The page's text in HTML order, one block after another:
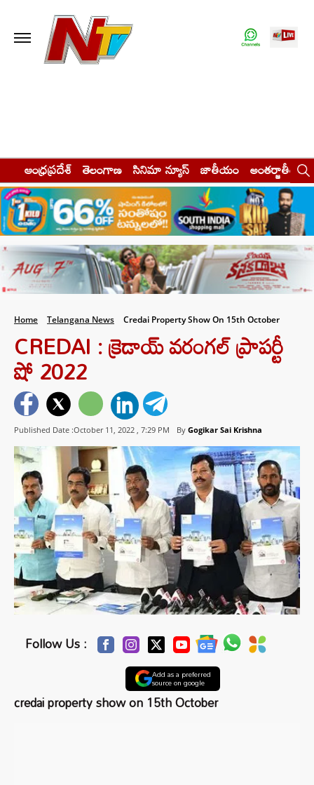
ఆంధ్రప్రదేశ్ తెలంగాణ సినిమా న్యూస్ జాతీయం అంతర్జాతీయం
Home Telangana News Credai Property Show On 15th October
CREDAI : క్రెడాయ్ వరంగల్ ప్రాపర్టీ
షో 2022
Published Date :October 11, 2022 , 7:29 PM By Gogikar Sai Krishna
Follow Us :
Add as a preferred
source on google
credai property show on 15th October